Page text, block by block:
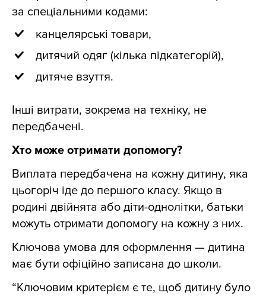
за спеціальними кодами:
канцелярські товари,
дитячий одяг (кілька підкатегорій),
дитяче взуття.
Інші витрати, зокрема на техніку, не
передбачені.
Хто може отримати допомогу?
Виплата передбачена на кожну дитину, яка
цьогоріч іде до першого класу. Якщо в
родині двійнята або діти-однолітки, батьки
можуть отримати допомогу на кожну з них.
Ключова умова для оформлення — дитина
має бути офіційно записана до школи.
“Ключовим критерієм є те, щоб дитину було